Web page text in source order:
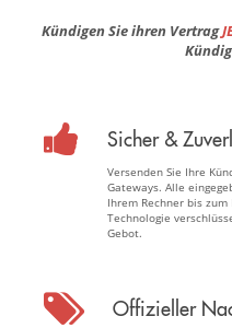
Kündigen Sie ihren Vertrag
Sicher &
Versenden Sie Ihre
Gateways. Alle
Ihrem Rechner bis
Technologie
Gebot.
Offizieller